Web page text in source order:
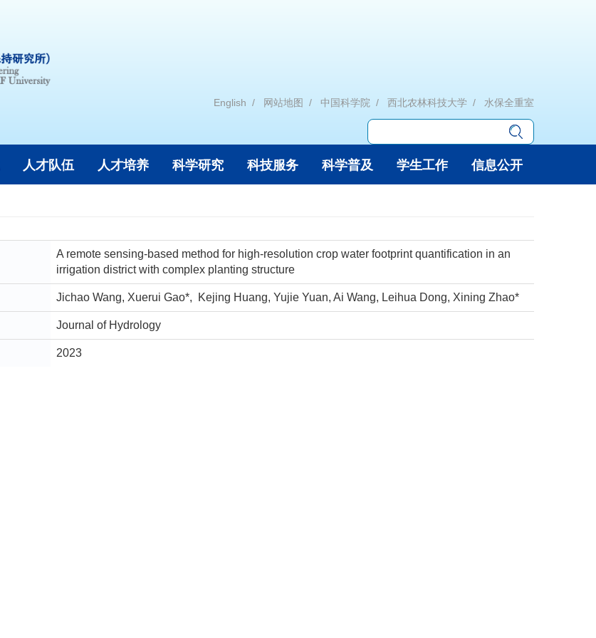
English 网站地图 中国科学院 西北农林科技大学 水保全重室
人才队伍 人才培养 科学研究 科技服务 科学普及 学生工作 信息公开
A remote sensing-based method for high-resolution crop water footprint quantification in an
irrigation district with complex planting structure
Jichao Wang, Xuerui Gao*, Kejing Huang, Yujie Yuan, Ai Wang, Leihua Dong, Xining Zhao*
Journal of Hydrology
2023